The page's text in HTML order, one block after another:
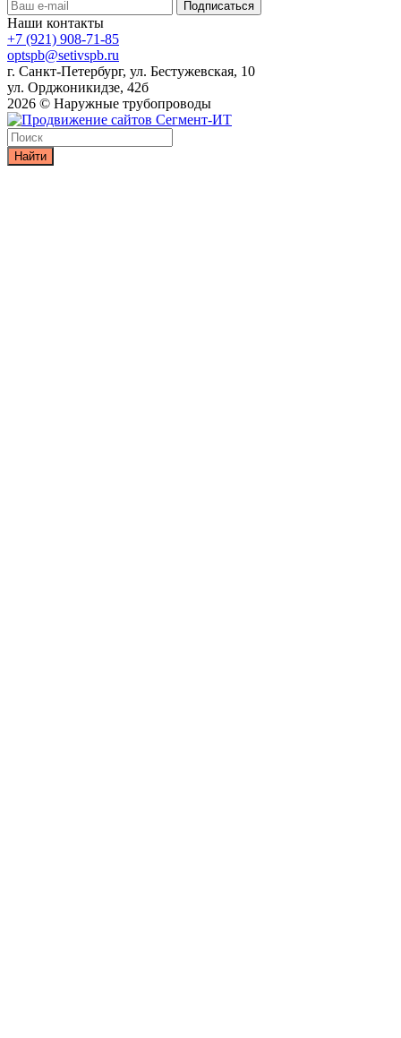
Наши контакты
+7 (921) 908-71-85
optspb@setivspb.ru
г. Санкт-Петербург, ул. Бестужевская, 10
ул. Орджоникидзе, 42б
2026 © Наружные трубопроводы
Найти